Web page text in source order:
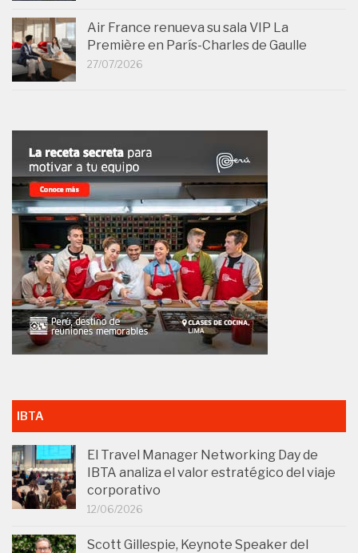
Air France renueva su sala VIP La
Première en París-Charles de Gaulle
27/07/2026
IBTA
El Travel Manager Networking Day de
IBTA analiza el valor estratégico del viaje
corporativo
12/06/2026
Scott Gillespie, Keynote Speaker del